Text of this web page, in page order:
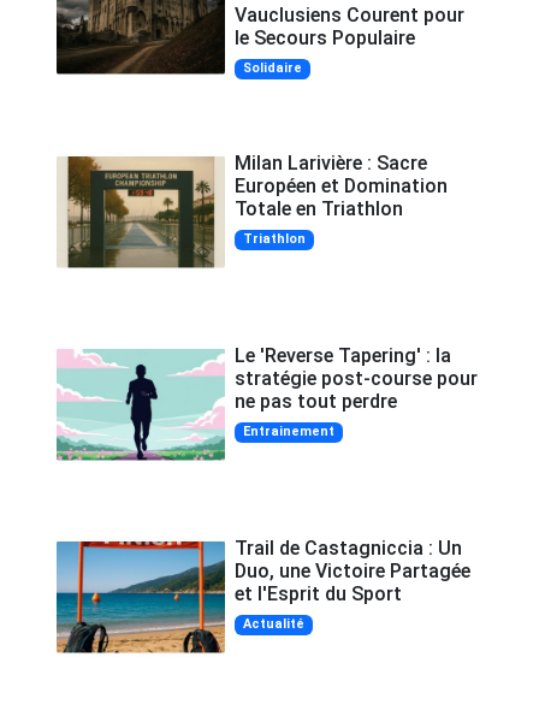
Vauclusiens Courent pour
le Secours Populaire
Solidaire
Milan Larivière : Sacre
Européen et Domination
Totale en Triathlon
Triathlon
Le 'Reverse Tapering' : la
stratégie post-course pour
ne pas tout perdre
Entrainement
Trail de Castagniccia : Un
Duo, une Victoire Partagée
et l'Esprit du Sport
Actualité